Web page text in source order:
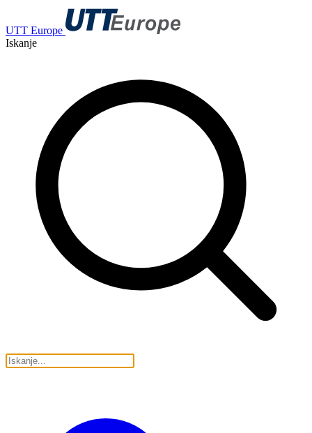
UTT Europe
Iskanje